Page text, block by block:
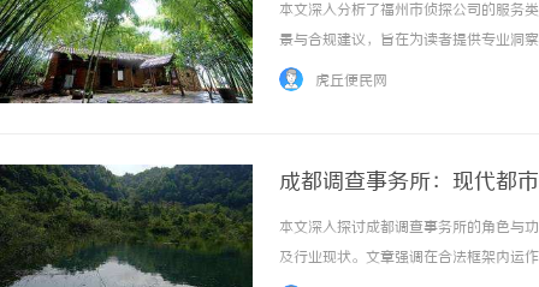
本文深入分析了福州市侦探公司的服务
景与合规建议，旨在为读者提供专业洞
虎丘便民网
成都调查事务所：现代都
本文深入探讨成都调查事务所的角色与
及行业现状。文章强调在合法框架内运